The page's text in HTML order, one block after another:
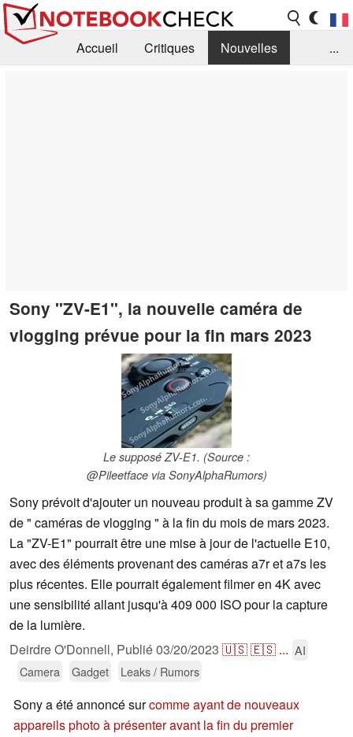
Accueil Critiques
Nouvelles
...
Sony "ZV-E1", la nouvelle caméra de
vlogging prévue pour la fin mars 2023
Le supposé ZV-E1. (Source :
@Pileetface via SonyAlphaRumors)
Sony prévoit d'ajouter un nouveau produit à sa gamme ZV
de " caméras de vlogging " à la fin du mois de mars 2023.
La "ZV-E1" pourrait être une mise à jour de l'actuelle E10,
avec des éléments provenant des caméras a7r et a7s les
plus récentes. Elle pourrait également filmer en 4K avec
une sensibilité allant jusqu'à 409 000 ISO pour la capture
de la lumière.
Deirdre O'Donnell, Publié03/20/2023 🇺🇸🇪🇸 ... AI
Camera
Gadget Leaks / Rumors
Sony a été annoncé surcomme ayant de nouveaux
appareils photo à présenter avant la fin du premier